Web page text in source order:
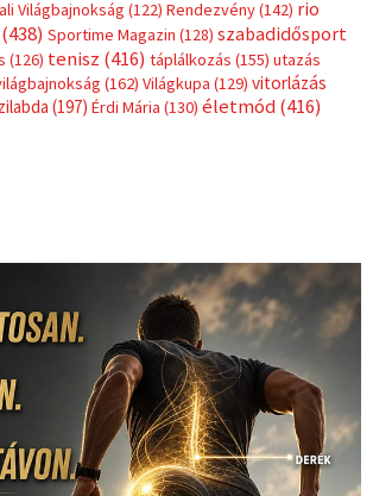
Világbajnokság (122) Rendezvény(142) rio
(438) Sportime Magazin (128) szabadidősport
(126) tenisz (416) táplálkozás (155) utazás
(162) Világkupa (129) vitorlázás
(197) Érdi Mária (130) életmód(416)